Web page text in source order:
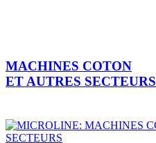
MACHINES COTON
ET AUTRES SECTEURS